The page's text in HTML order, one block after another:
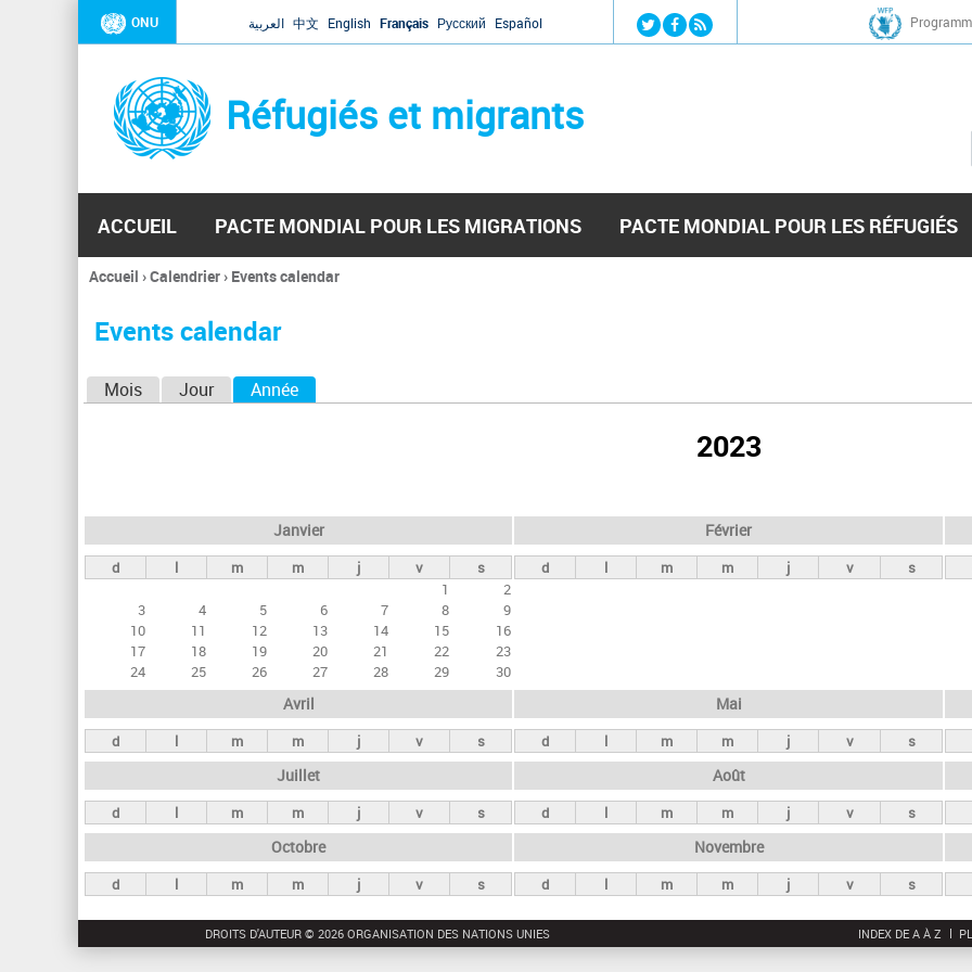
Jump to navigation
ONU العربية 中文 English Français Русский Español
Réfugiés et migrants
ACCUEIL PACTE MONDIAL POUR LES MIGRATIONS PACTE MONDIAL POUR LES RÉFUGIÉS
Vous
ici
Accueil ›Calendrier› Events calendar
Events calendar
e
t
s
n
c
i
p
a
x
Mois Jour Année
2023
Janvier
d l m m j v
s
1
2
3
4 5 6 7 8
9
10
11 12 13 14 15
16
17
18 19 20 21 22
23
24
25 26 27 28 29 30
Février
d l m m j v s
Avril
d l m m j v s
Mai
d l m m j v s
Juillet
d l m m j v s
Août
d l m m j v s
Octobre
d l m m j v s
Novembre
d l m m j v s
DROITS D'AUTEUR © 2026 ORGANISATION DES NATIONS UNIES INDEX DE A À Z